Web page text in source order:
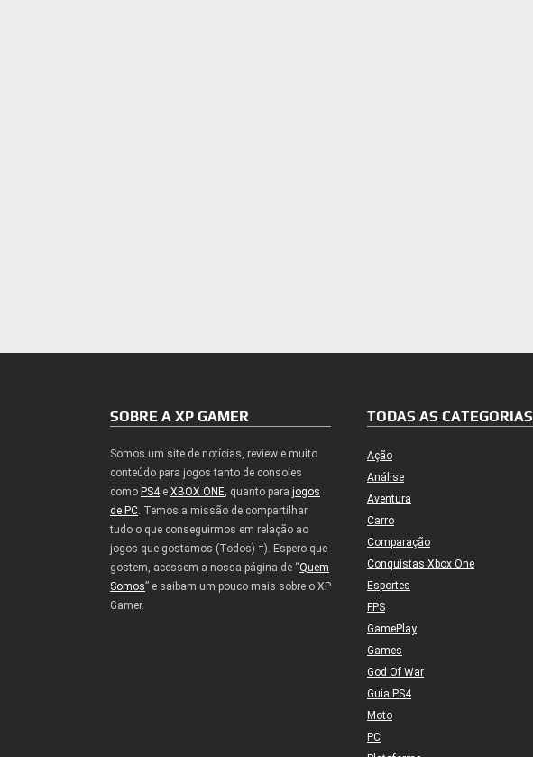
SOBRE A XP GAMER
Somos um site de notícias, review e muito
conteúdo para jogos tanto de consoles
como PS4e XBOX ONE, quanto para jogos
de PC. Temos a missão de compartilhar
tudo o que conseguirmos em relação ao
jogos que gostamos (Todos) =). Espero que
gostem, acessem a nossa página de “Quem
Somos” e saibam um pouco mais sobre o XP
Gamer.
TODAS AS CATEGORIAS
Ação
Análise
Aventura
Carro
Comparação
Conquistas Xbox One
Esportes
FPS
GamePlay
Games
God Of War
Guia PS4
Moto
PC